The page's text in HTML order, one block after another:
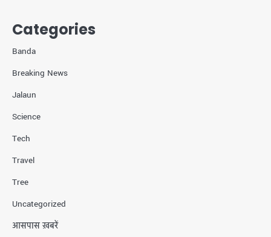
Categories
Banda
Breaking News
Jalaun
Science
Tech
Travel
Tree
Uncategorized
आसपास ख़बरें